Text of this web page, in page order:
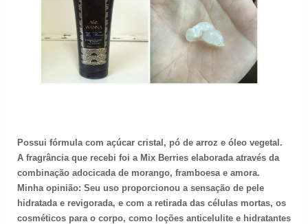
Possui fórmula com açúcar cristal, pó de arroz e óleo vegetal.
A fragrância que recebi foi a Mix Berries elaborada através da
combinação adocicada de morango, framboesa e amora.
Minha opinião: Seu uso proporcionou a sensação de pele
hidratada e revigorada, e com a retirada das células mortas, os
cosméticos para o corpo, como loções anticelulite e hidratantes